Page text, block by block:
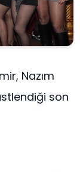
Nazım
son